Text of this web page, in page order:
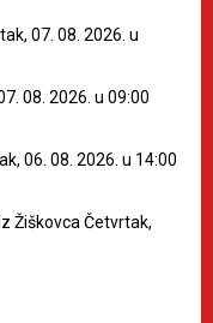
07. 08. 2026. u
08. 2026. u 09:00
06. 08. 2026. u 14:00
Žiškovca Četvrtak,